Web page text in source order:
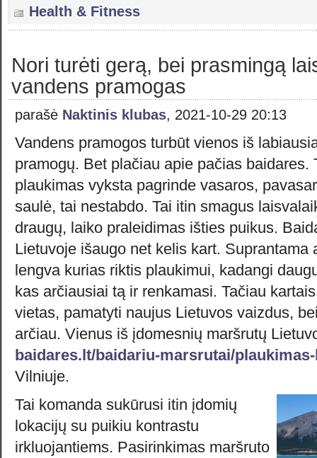
Health & Fitness
Nori turėti gerą, bei prasmingą
vandens pramogas
parašė Naktinis klubas, 2021-10-29 20:13
Vandens pramogos turbūt vienos iš
pramogų. Bet plačiau apie pačias baidares.
plaukimas vyksta pagrinde vasaros,
saulė, tai nestabdo. Tai itin smagus
draugų, laiko praleidimas išties puikus.
Lietuvoje išaugo net kelis kart. Suprantama
lengva kurias riktis plaukimui, kadangi
kas arčiausiai tą ir renkamasi. Tačiau
vietas, pamatyti naujus Lietuvos vaizdus,
arčiau. Vienus iš įdomesnių maršrutų
baidares.lt/baidariu-marsrutai/
Vilniuje.
Tai komanda sukūrusi itin įdomių
lokacijų su puikiu kontrastu
irkluojantiems. Pasirinkimas maršruto